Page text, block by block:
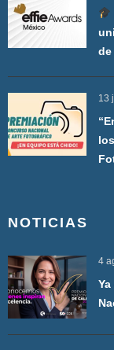
de
13
NOTICIAS
4